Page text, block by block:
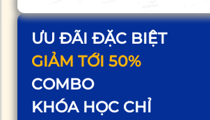
ƯU ĐÃI ĐẶC BIỆT
GIẢM TỚI 50%
COMBO
KHÓA HỌC CHỈ